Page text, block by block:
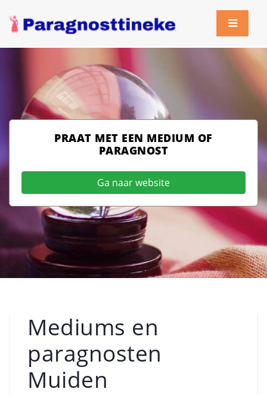
PRAAT MET EEN MEDIUM OF
PARAGNOST
Ga naar website
Mediums en
paragnosten
Muiden